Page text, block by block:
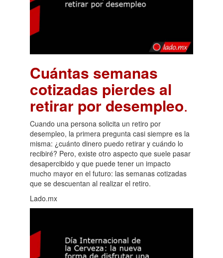
Cuántas semanas
cotizadas pierdes al
retirar por desempleo.
Cuando una persona solicita un retiro por
desempleo, la primera pregunta casi siempre es la
misma: ¿cuánto dinero puedo retirar y cuándo lo
recibiré? Pero, existe otro aspecto que suele pasar
desapercibido y que puede tener un impacto
mucho mayor en el futuro: las semanas cotizadas
que se descuentan al realizar el retiro.
Lado.mx